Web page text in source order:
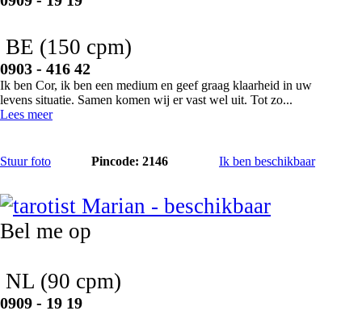
BE (150 cpm)
0903 - 416 42
Ik ben Cor, ik ben een medium en geef graag klaarheid in uw
levens situatie. Samen komen wij er vast wel uit. Tot zo...
Lees meer
Stuur foto Pincode: 2146 Ik ben beschikbaar
Bel me op
NL (90 cpm)
0909 - 19 19